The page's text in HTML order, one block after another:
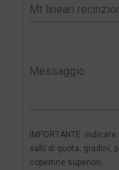
IMPORTANTE:
salti di quota, gradini,
copertine superiori.